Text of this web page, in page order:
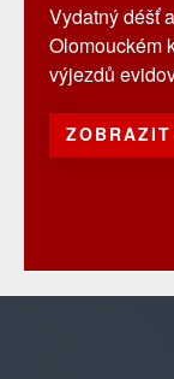
Vydatný déšť
Olomouckém
výjezdů